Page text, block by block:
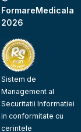
FormareMedicala
2026
Sistem de
Management al
Securitatii Informatiei
in conformitate cu
cerintele